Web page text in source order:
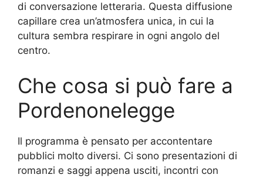
di conversazione letteraria. Questa diffusione
capillare crea un’atmosfera unica, in cui la
cultura sembra respirare in ogni angolo del
centro.
Che cosa si può fare a
Pordenonelegge
Il programma è pensato per accontentare
pubblici molto diversi. Ci sono presentazioni di
romanzi e saggi appena usciti, incontri con